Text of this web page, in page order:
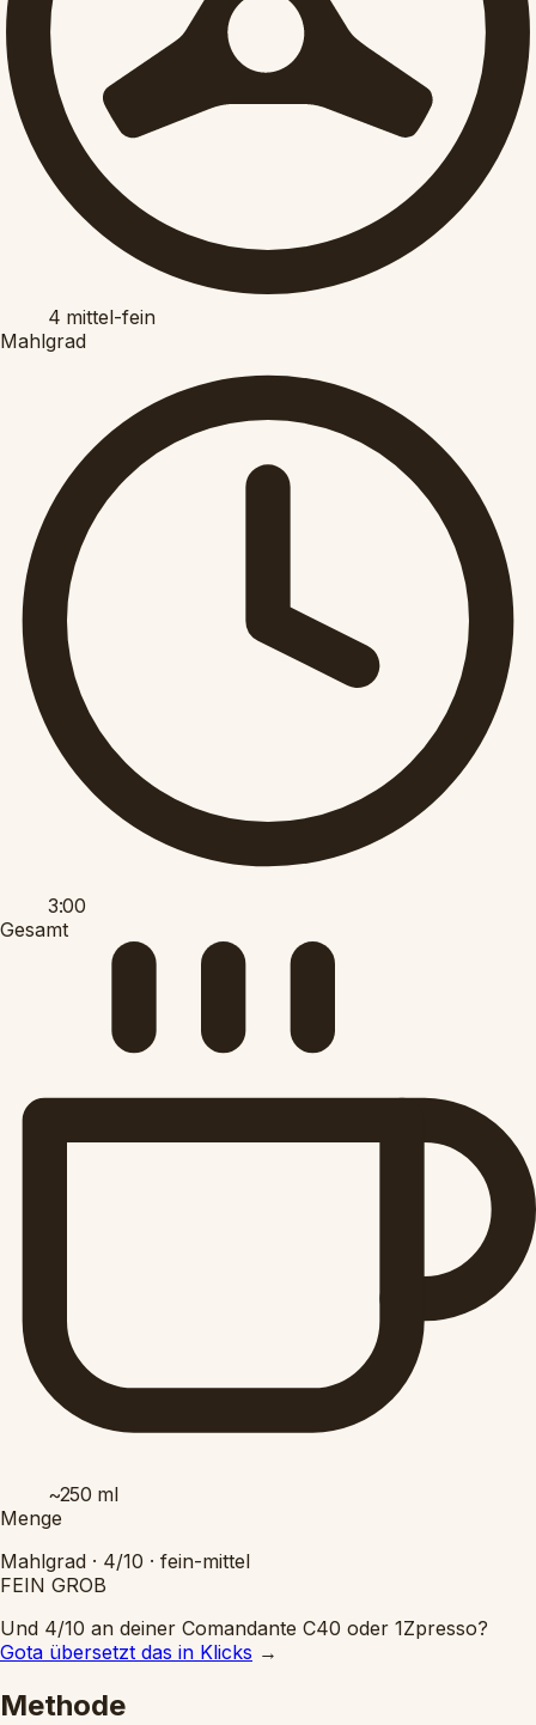
4 mittel-fein
Mahlgrad
3:00
Gesamt
~250 ml
Menge
Mahlgrad · 4/10 · fein-mittel
FEIN GROB
Und 4/10 an deiner Comandante C40 oder 1Zpresso?
Gota übersetzt das in Klicks →
Methode